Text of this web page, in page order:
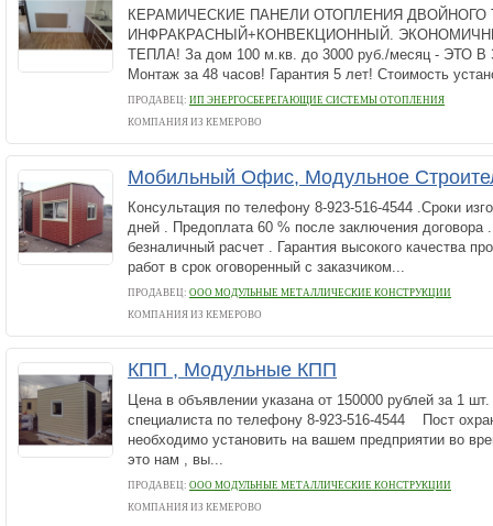
КЕРАМИЧЕСКИЕ ПАНЕЛИ ОТОПЛЕНИЯ ДВОЙНОГО
ИНФРАКРАСНЫЙ+КОНВЕКЦИОННЫЙ.
ТЕПЛА! За дом 100 м.кв. до 3000 руб./месяц - ЭТО
Монтаж за 48 часов! Гарантия 5 лет! Стоимость
ПРОДАВЕЦ: ИП ЭНЕРГОСБЕРЕГАЮЩИЕ СИСТЕМЫ ОТОПЛЕНИЯ
КОМПАНИЯ ИЗ КЕМЕРОВО
Мобильный Офис, Модульное
Консультация по телефону 8-923-516-4544 .Сроки
дней . Предоплата 60 % после заключения договора
безналичный расчет . Гарантия высокого качества
работ в срок оговоренный с заказчиком...
ПРОДАВЕЦ: ООО МОДУЛЬНЫЕ МЕТАЛЛИЧЕСКИЕ КОНСТРУКЦИИ
КОМПАНИЯ ИЗ КЕМЕРОВО
КПП , Модульные КПП
Цена в объявлении указана от 150000 рублей за 1
специалиста по телефону 8-923-516-4544 Пост
необходимо установить на вашем предприятии во
это нам , вы...
ПРОДАВЕЦ: ООО МОДУЛЬНЫЕ МЕТАЛЛИЧЕСКИЕ КОНСТРУКЦИИ
КОМПАНИЯ ИЗ КЕМЕРОВО